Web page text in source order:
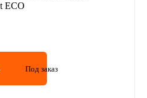
ECO
Под заказ